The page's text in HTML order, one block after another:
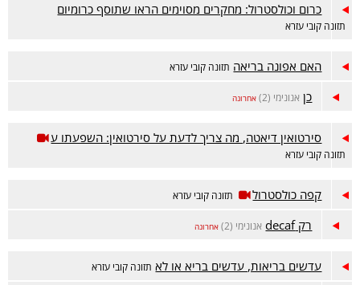
כרום וכולסטרול: מחקרים מסוימים הראו שתוסף כרומיום
תזונה קובי עזרא
האם אפונה בריאה תזונה קובי עזרא
כן אנונימי (2) אחרונה
סירטואין דיאטה, מה צריך לדעת על סירטואין: השפעתו ע
תזונה קובי עזרא
קפה כולסטרול תזונה קובי עזרא
רק decaf אנונימי (2) אחרונה
עדשים בריאות, עדשים בריא או לא תזונה קובי עזרא